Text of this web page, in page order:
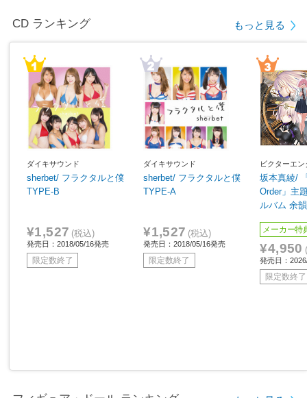
CD ランキング もっと見る
ダイキサウンド
sherbet/ フラクタルと僕
TYPE-B
¥1,527 (税込)
発売日：2018/05/16発売
限定数終了
ダイキサウンド
sherbet/ フラクタルと僕
TYPE-A
¥1,527 (税込)
発売日：2018/05/16発売
限定数終了
ビクターエ
坂本真綾/
Order」主
ルバム 余
メーカー特
¥4,950
発売日：
限定数終了